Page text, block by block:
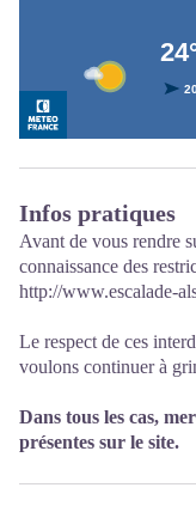
Infos pratiques
Avant de vous rendre
connaissance des
http://www.escalade-
Le respect de ces
voulons continuer à
Dans tous les cas,
présentes sur le site.